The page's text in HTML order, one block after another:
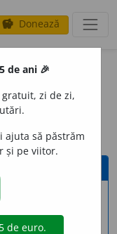
savings Donează
că știi deja ce este
informații
de ani 🎉
zi de zi,
ajuta să păstrăm
și pe viitor.